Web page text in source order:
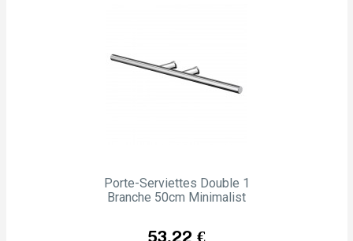
Porte-Serviettes Double 1
Branche 50cm Minimalist
Prix
53,22 €